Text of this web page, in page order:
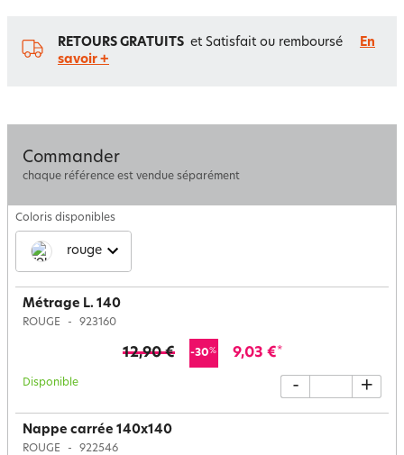
RETOURS GRATUITS et Satisfait ou remboursé
En
savoir +
Commander
chaque référence est vendue séparément
Coloris disponibles
rouge
Métrage L. 140
ROUGE 923160
12,90 € -30% 9,03 €*
Disponible - +
Nappe carrée 140x140
ROUGE 922546